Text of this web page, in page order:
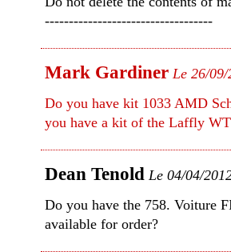
-----------------------------------
Mark Gardiner Le 26/09/
Do you have kit 1033 AMD
you have a kit of the Laffly
Dean Tenold Le 04/04/
Do you have the 758. Voiture
available for order?